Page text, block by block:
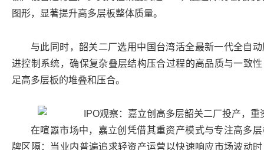
图形，显著提升高多层板整体质量。
与此同时，韶关二厂选用中国台湾活全最新一代全自
进控制系统，确保复杂叠层结构压合过程的高品质与一致
足高多层板的堆叠和压合。
在喧嚣市场中，嘉立创凭借其重资产模式与专注高多
牌区隔：当业内普遍追求轻资产运营以快速响应市场波动